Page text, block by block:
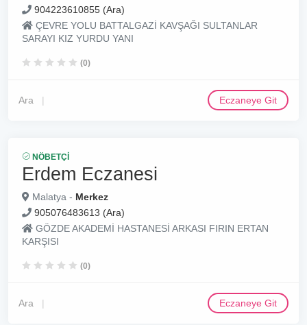
904223610855 (Ara)
ÇEVRE YOLU BATTALGAZİ KAVŞAĞI SULTANLAR
SARAYI KIZ YURDU YANI
(0)
Ara Eczaneye Git
NÖBETÇI
Erdem Eczanesi
Malatya - Merkez
905076483613 (Ara)
GÖZDE AKADEMİ HASTANESİ ARKASI FIRIN ERTAN
KARŞISI
(0)
Ara Eczaneye Git